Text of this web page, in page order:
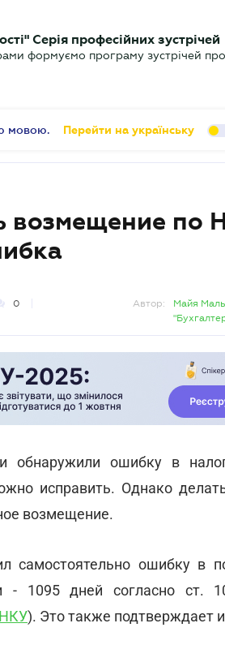
Календарь Актуально
Серія професійних зустрічей
формуємо програму зустрічей
мовою. Перейти на українську
возмещение по
0 Автор:
Майя
обнаружили ошибку в
исправить. Однако
возмещение.
самостоятельно ошибку в
- 1095 дней согласно ст.
НКУ). Это также подтверждает